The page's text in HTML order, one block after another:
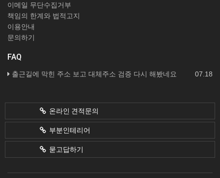
이메일 무단수집거부
책임의 한계와 법적고지
이용안내
문의하기
FAQ
07.18
출근길에 막힌 주소 보고 대체주소 검증 다시 해봤네요
온라인 견적문의
부분인테리어
묻고답하기